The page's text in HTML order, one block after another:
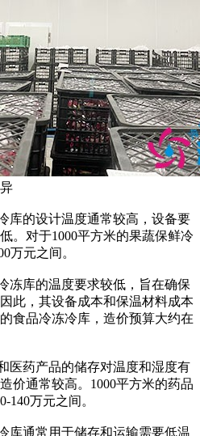
的设计温度通常较高，设备要
。对于1000平方米的果蔬保鲜冷
万元之间。
库的温度要求较低，旨在确保
此，其设备成本和保温材料成本
食品冷冻冷库，造价预算大约在
医药产品的储存对温度和湿度有
价通常较高。1000平方米的药品
140万元之间。
库通常用于储存和运输需要低温